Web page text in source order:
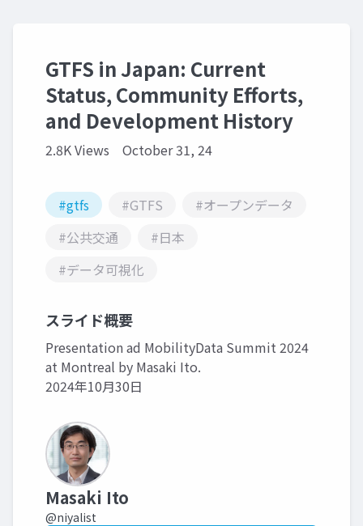
GTFS in Japan: Current
Status, Community Efforts,
and Development History
2.8K Views October 31, 24
#gtfs #GTFS
#オープンデータ
#公共交通
#日本
#データ可視化
スライド概要
Presentation ad MobilityData Summit 2024
at Montreal by Masaki Ito.
2024年10月30日
Masaki Ito
@niyalist